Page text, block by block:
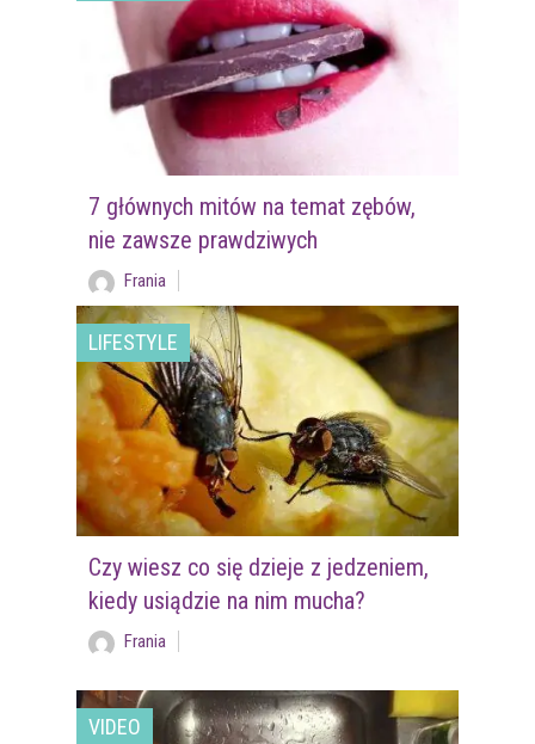
7 głównych mitów na temat zębów,
nie zawsze prawdziwych
Frania
LIFESTYLE
Czy wiesz co się dzieje z jedzeniem,
kiedy usiądzie na nim mucha?
Frania
VIDEO